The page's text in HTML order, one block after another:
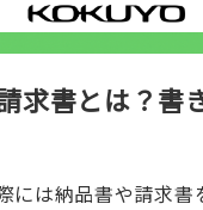
求書とは？書
には納品書や請求